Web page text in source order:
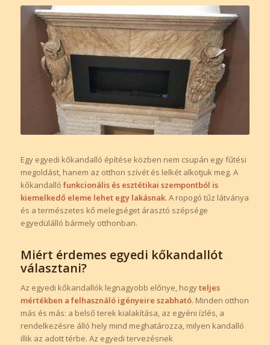
Egy egyedi kőkandalló építése közben nem csupán egy fűtési
megoldást, hanem az otthon szívét és lelkét alkotjuk meg. A
kőkandalló funkcionális és esztétikai szempontból is
kiemelkedő eleme lehet egy lakásnak. A ropogó tűz látványa
és a természetes kő melegséget árasztó szépsége
egyedülálló bármely otthonban.
Miért érdemes egyedi kőkandallót
választani?
Az egyedi kőkandallók legnagyobb előnye, hogyteljes
mértékben a felhasználó igényeire szabható. Minden otthon
más és más: a belső terek kialakítása, az egyéni ízlés, a
rendelkezésre álló hely mind meghatározza, milyen kandalló
illik az adott térbe. Az egyedi tervezésnek